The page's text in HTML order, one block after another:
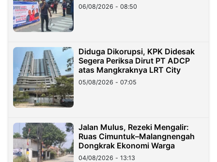
06/08/2026 - 08:50
Diduga Dikorupsi, KPK Didesak
Segera Periksa Dirut PT ADCP
atas Mangkraknya LRT City
05/08/2026 - 07:05
Jalan Mulus, Rezeki Mengalir:
Ruas Cimuntuk–Malangnengah
Dongkrak Ekonomi Warga
04/08/2026 - 13:13